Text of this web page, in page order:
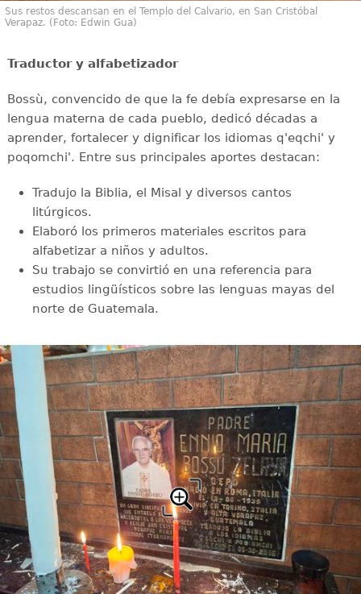
Sus restos descansan en el Templo del Calvario, en San Cristóbal
Verapaz. (Foto: Edwin Gua)
Traductor y alfabetizador
Bossù, convencido de que la fe debía expresarse en la
lengua materna de cada pueblo, dedicó décadas a
aprender, fortalecer y dignificar los idiomas q'eqchi' y
poqomchi'. Entre sus principales aportes destacan:
Tradujo la Biblia, el Misal y diversos cantos
litúrgicos.
Elaboró los primeros materiales escritos para
alfabetizar a niños y adultos.
Su trabajo se convirtió en una referencia para
estudios lingüísticos sobre las lenguas mayas del
norte de Guatemala.